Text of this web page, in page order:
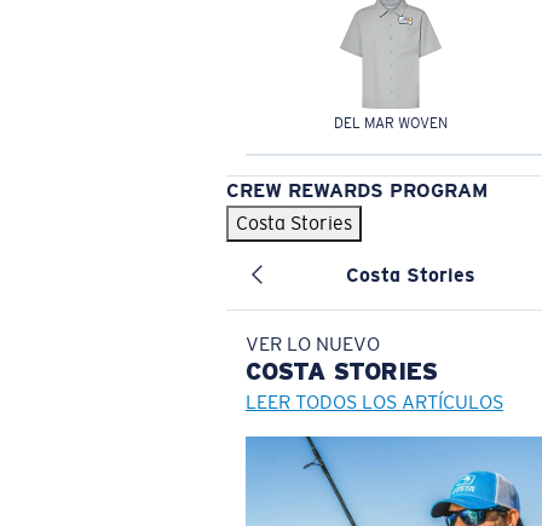
DEL MAR WOVEN
CREW REWARDS PROGRAM
Costa Stories
Costa Stories
VER LO NUEVO
COSTA STORIES
LEER TODOS LOS ARTÍCULOS